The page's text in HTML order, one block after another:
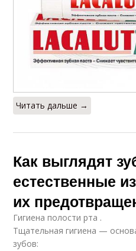
Читать дальше →
Как выглядят
естественные
их
Гигиена полости рта .
Тщательная гигиена —
зубов: